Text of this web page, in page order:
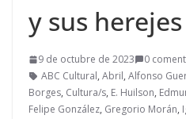
y sus
9 de octubre de 2023
0
ABC Cultural, Abril, Alfonso
Borges, Cultura/s, E. Huilson,
Felipe González, Gregorio Morán,